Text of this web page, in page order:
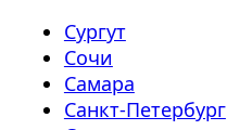
Сургут
Сочи
Самара
Санкт-Петербург